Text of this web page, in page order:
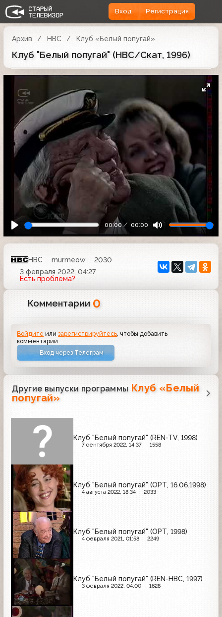
Вход Регистрация
Архив НВС Клуб «Белый попугай»
Клуб "Белый попугай" (НВС/Скат, 1996)
00:00 00:00
НВС murmeow
2030
3 февраля 2022, 04:27
Есть проблема?
Комментарии 0
Войдите илизарегистрируйтесь, чтобы добавить
комментарий
Вход через Телеграм
Другие выпуски программы Клуб «Белый
попугай»
Клуб "Белый попугай" (REN-TV, 1998)
7 сентября 2022, 14:37 1558
Клуб "Белый попугай" (ОРТ, 16.06.1998)
4 августа 2022, 18:34 2033
Клуб "Белый попугай" (ОРТ, 1998)
4 февраля 2021, 01:58 2249
Клуб "Белый попугай" (REN-НВС, 1997)
3 февраля 2022, 04:00 1628